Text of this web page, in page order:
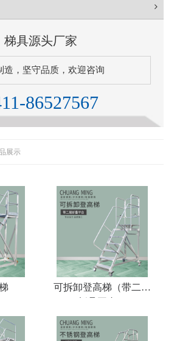
梯具源头厂家
造，坚守品质，欢迎咨询
86527567
展示
可拆卸登高梯（带二层